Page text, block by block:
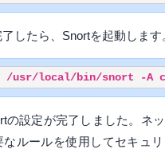
したら、Snortを起動します
/usr/local/bin/snort -A
の設定が完了しました。ネ
なルールを使用してセキュ